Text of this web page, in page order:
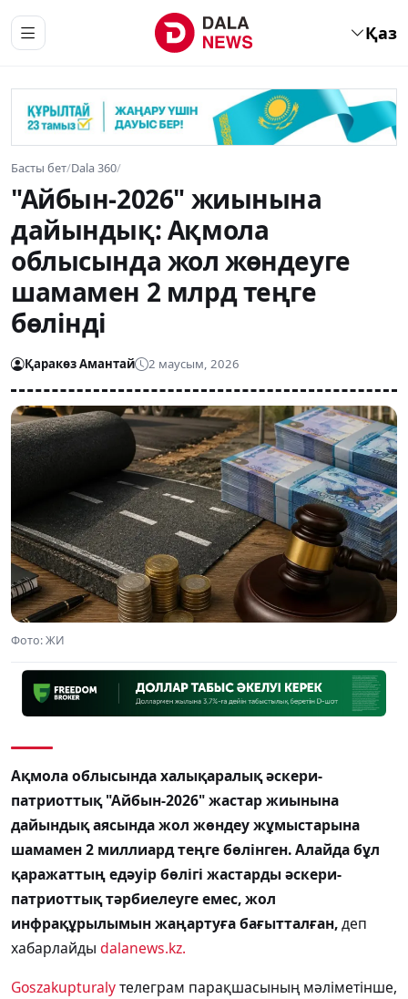
Қаз
Басты бет/Dala 360/
"Айбын-2026" жиынына
дайындық: Ақмола
облысында жол жөндеуге
шамамен 2 млрд теңге
бөлінді
Қаракөз Амантай 2 маусым, 2026
Фото: ЖИ
Ақмола облысында халықаралық әскери-
патриоттық "Айбын-2026" жастар жиынына
дайындық аясында жол жөндеу жұмыстарына
шамамен 2 миллиард теңге бөлінген. Алайда бұл
қаражаттың едәуір бөлігі жастарды әскери-
патриоттық тәрбиелеуге емес, жол
инфрақұрылымын жаңартуға бағытталған,деп
хабарлайды dalanews.kz.
Goszakupturalyтелеграм парақшасының мәліметінше,